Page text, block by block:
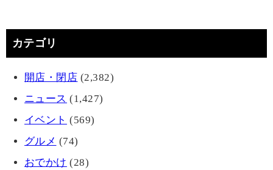
カテゴリ
開店・閉店 (2,382)
ニュース (1,427)
イベント (569)
グルメ (74)
おでかけ (28)